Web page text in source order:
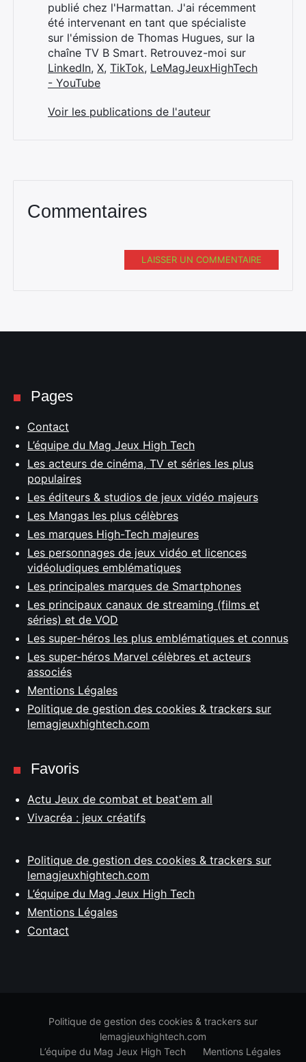
publié chez l'Harmattan. J'ai récemment
été intervenant en tant que spécialiste
sur l'émission de Thomas Hugues, sur la
chaîne TV B Smart. Retrouvez-moi sur
LinkedIn, X, TikTok, LeMagJeuxHighTech
- YouTube
Voir les publications de l'auteur
Commentaires
LAISSER UN COMMENTAIRE
Pages
Contact
L’équipe du Mag Jeux High Tech
Les acteurs de cinéma, TV et séries les plus
populaires
Les éditeurs & studios de jeux vidéo majeurs
Les Mangas les plus célèbres
Les marques High-Tech majeures
Les personnages de jeux vidéo et licences
vidéoludiques emblématiques
Les principales marques de Smartphones
Les principaux canaux de streaming (films et
séries) et de VOD
Les super-héros les plus emblématiques et connus
Les super-héros Marvel célèbres et acteurs
associés
Mentions Légales
Politique de gestion des cookies & trackers sur
lemagjeuxhightech.com
Favoris
Actu Jeux de combat et beat'em all
Vivacréa : jeux créatifs
Politique de gestion des cookies & trackers sur
lemagjeuxhightech.com
L’équipe du Mag Jeux High Tech
Mentions Légales
Contact
Politique de gestion des cookies & trackers sur
lemagjeuxhightech.com
L’équipe du Mag Jeux High Tech
Mentions Légales